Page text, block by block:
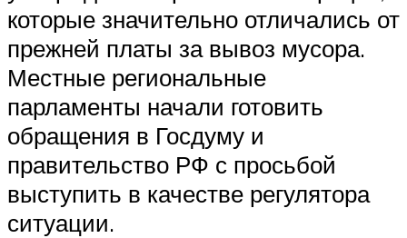
которые значительно отличались от
прежней платы за вывоз мусора.
Местные региональные
парламенты начали готовить
обращения в Госдуму и
правительство РФ с просьбой
выступить в качестве регулятора
ситуации.